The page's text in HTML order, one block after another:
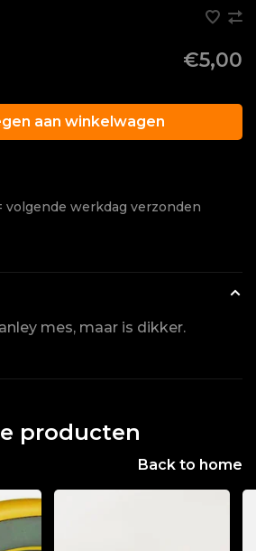
€5,00
aan winkelwagen
volgende werkdag verzonden
mes, maar is dikker.
producten
Back to home